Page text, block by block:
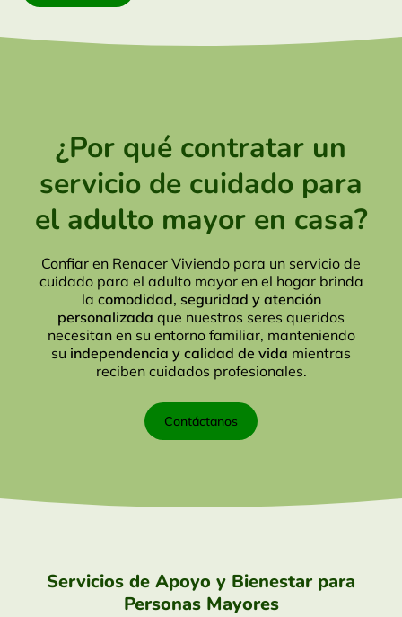
¿Por qué contratar un
servicio de cuidado para
el adulto mayor en casa?
Confiar en Renacer Viviendo para un servicio de
cuidado para el adulto mayor en el hogar brinda
la comodidad, seguridad y atención
personalizada que nuestros seres queridos
necesitan en su entorno familiar, manteniendo
su independencia y calidad de vida mientras
reciben cuidados profesionales.
Contáctanos
Servicios de Apoyo y Bienestar para
Personas Mayores